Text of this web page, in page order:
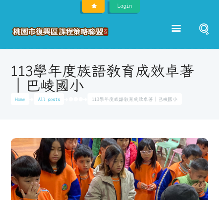
Login
Home All posts 113學年度族語教育成效卓著｜巴崚國小
113學年度族語教育成效卓著
｜巴崚國小